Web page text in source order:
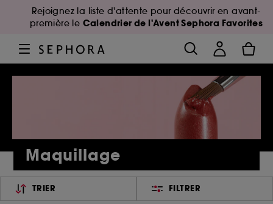
Rejoignez la liste d'attente pour découvrir en avant-
première le Calendrier de l'Avent Sephora Favorites
Maquillage
TRIER FILTRER